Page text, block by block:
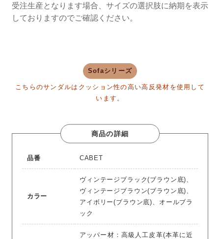
受注生産となります場合、サイズの選択肢に納期を表示
しておりますのでご確認ください。
Sofaシリーズ
こちらのサンダルはクッション性の高い高反発材を使用して
います。
商品の詳細
品番 CABET
カラー
ヴィンテージブラック(ブラウン底)、
ヴィンテージブラウン(ブラウン底)、
アイボリー(ブラウン底)、オールブラ
ック
アッパー材：高級人工皮革(本革に近